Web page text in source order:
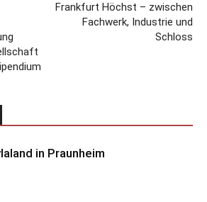
Frankfurt Höchst – zwischen
Fachwerk, Industrie und
Schloss
in Praunheim